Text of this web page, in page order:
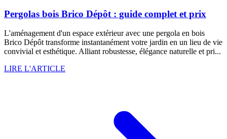
Pergolas bois Brico Dépôt : guide complet et prix
L'aménagement d'un espace extérieur avec une pergola en bois
Brico Dépôt transforme instantanément votre jardin en un lieu de vie
convivial et esthétique. Alliant robustesse, élégance naturelle et pri...
LIRE L'ARTICLE